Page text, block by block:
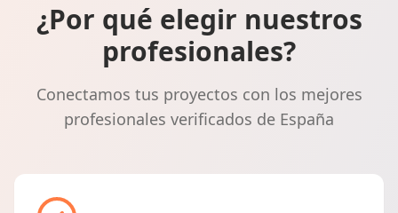
¿Por qué elegir nuestros
profesionales?
Conectamos tus proyectos con los mejores
profesionales verificados de España